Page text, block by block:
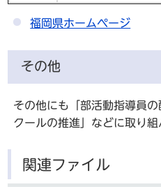
福岡県ホームページ
その他
その他にも「部活動指導員
クールの推進」などに取り組
関連ファイル